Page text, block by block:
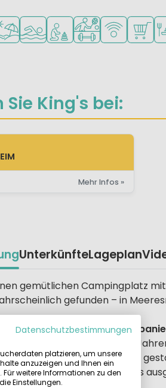
Umgebung
Strand und Meer
FreibadEmpfohlen für kleine
Viele WLAN
Sie King's bei:
Mehr Infos »
UnterkünfteLageplan
gemütlichen Campingplatz
gefunden – in
da – für Ihre Top-Ferien in
wurde in den letzten
tiptop renoviert. Die elegant
wo Sie mit Ihrem Nachwuchs
Datenschutzbestimmungen
platzieren, um unsere
anzuzeigen und Ihnen ein
weitere Informationen zu den
Einstellungen.